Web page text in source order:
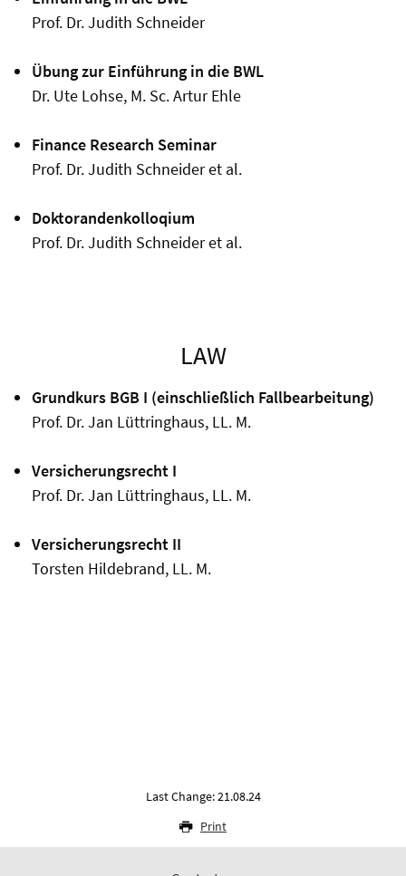
Prof. Dr. Judith Schneider
Übung zur Einführung in die BWL
Dr. Ute Lohse, M. Sc. Artur Ehle
Finance Research Seminar
Prof. Dr. Judith Schneider et al.
Doktorandenkolloqium
Prof. Dr. Judith Schneider et al.
LAW
Grundkurs BGB I (einschließlich Fallbearbeitung)
Prof. Dr. Jan Lüttringhaus, LL. M.
Versicherungsrecht I
Prof. Dr. Jan Lüttringhaus, LL. M.
Versicherungsrecht II
Torsten Hildebrand, LL. M.
Last Change: 21.08.24
Print